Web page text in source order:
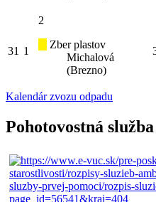
31 1
2
Zber plastov
Michalová
(Brezno)
Kalendár zvozu odpadu
Pohotovostná